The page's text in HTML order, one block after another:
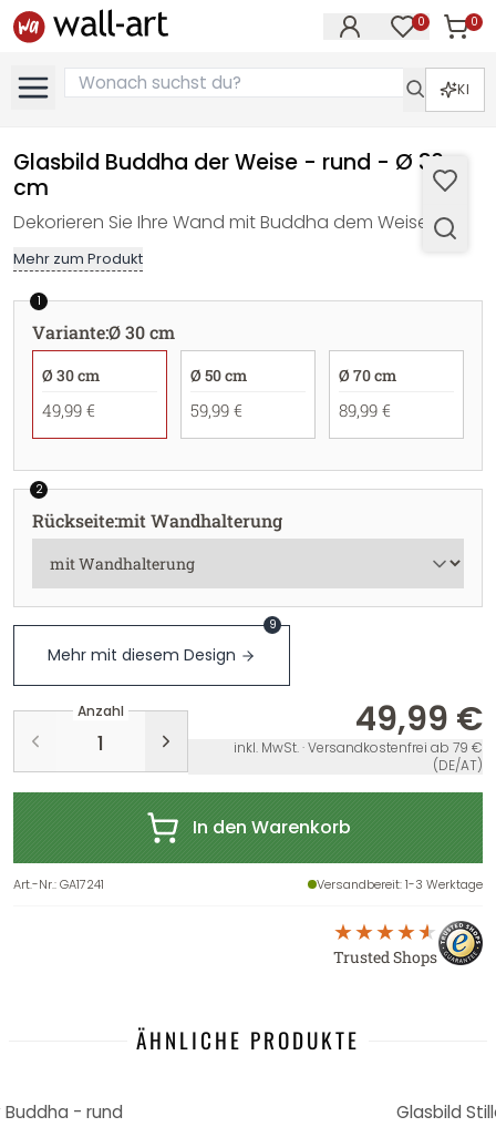
0 0
KI
Glasbild Buddha der Weise - rund - Ø 30
cm
Dekorieren Sie Ihre Wand mit Buddha dem Weisen!
Mehr zum Produkt
1
Variante:Ø 30 cm
Ø 30 cm
49,99 €
Ø 50 cm
59,99 €
Ø 70 cm
89,99 €
2
Rückseite:mit Wandhalterung
Mehr mit diesem Design
9
Anzahl 49,99 €
inkl. MwSt. · Versandkostenfrei ab 79 €
(DE/AT)
In den Warenkorb
Art.-Nr.:GA17241 Versandbereit: 1-3 Werktage
Trusted Shops
ÄHNLICHE PRODUKTE
- rund
Glasbild